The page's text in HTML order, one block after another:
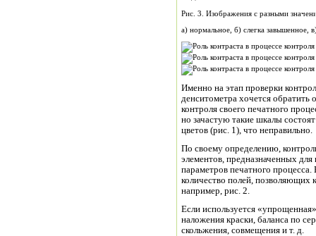
Рис. 3. Изображения с разными
а) нормальное, б) слегка завышенное,
Именно на этап проверки
денситометра хочется
контроля своего печатного
но зачастую такие шкалы
цветов (рис. 1), что неправильно.
По своему определению,
элементов, предназначенных для
параметров печатного
количество полей, позволяющих
например, рис. 2.
Если используется
наложения краски, баланса по
скольжения, совмещения и т. д.